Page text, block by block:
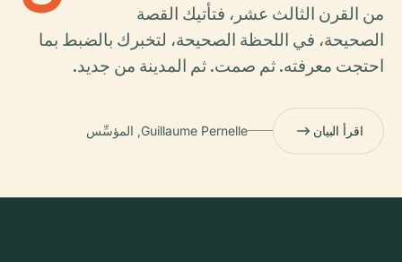
من القرن الثالث عشر، فتأتيك القصة
الصحيحة، في اللحظة الصحيحة، لتخبرك بالضبط بما
احتجت معرفته. ثم صمت. ثم المدينة من جديد.
اقرأ البيان Guillaume Pernelle, المؤسِّس